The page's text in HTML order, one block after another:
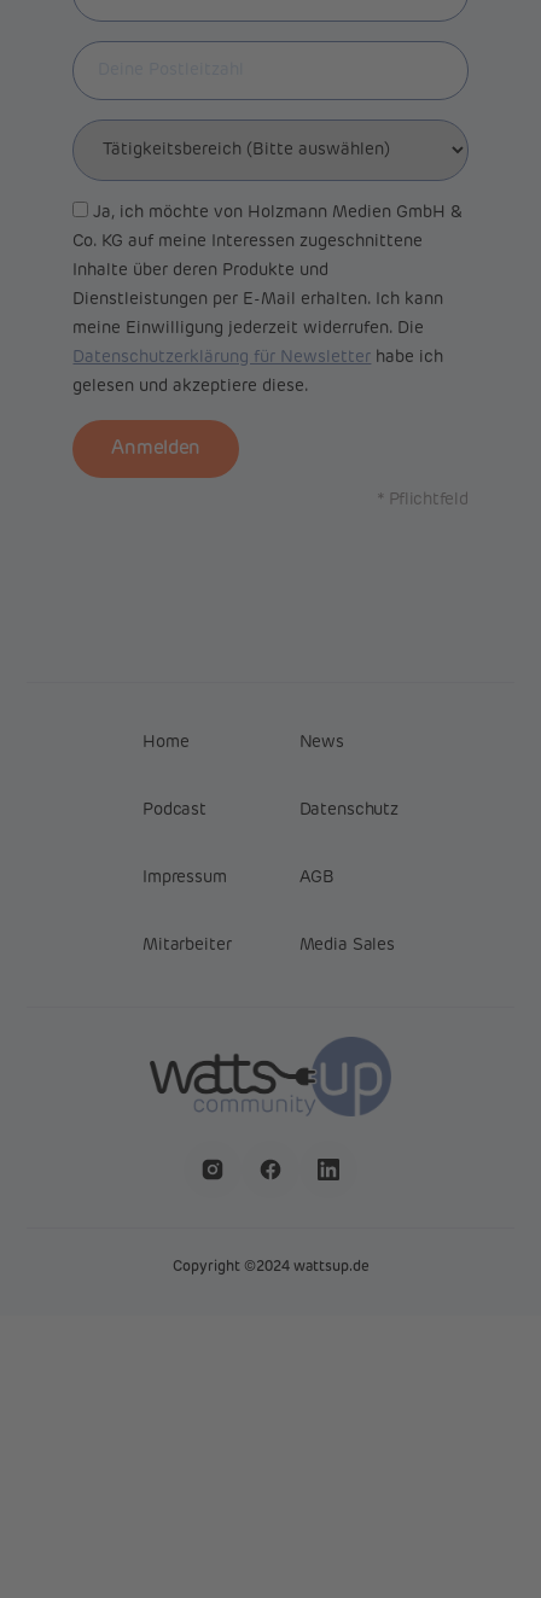
Ja, ich möchte von Holzmann Medien GmbH &
Co. KG auf meine Interessen zugeschnittene
Inhalte über deren Produkte und
Dienstleistungen per E-Mail erhalten. Ich kann
meine Einwilligung jederzeit widerrufen. Die
Datenschutzerklärung für Newsletter habe ich
gelesen und akzeptiere diese.
Anmelden
* Pflichtfeld
Home News
Podcast Datenschutz
Impressum AGB
Mitarbeiter Media Sales
Copyright ©2024 wattsup.de